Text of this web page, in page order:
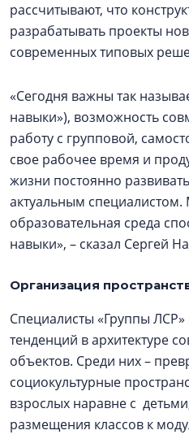
рассчитывают, что
разрабатывать проекты
современных типовых
«Сегодня важны так
навыки»), возможность
работу с групповой,
свое рабочее время и
жизни постоянно
актуальным
образовательная среда
навыки», – сказал Сергей
Организация
Специалисты «Группы
тенденций в архитектуре
объектов. Среди них –
социокультурные
взрослых наравне с
размещения классов к